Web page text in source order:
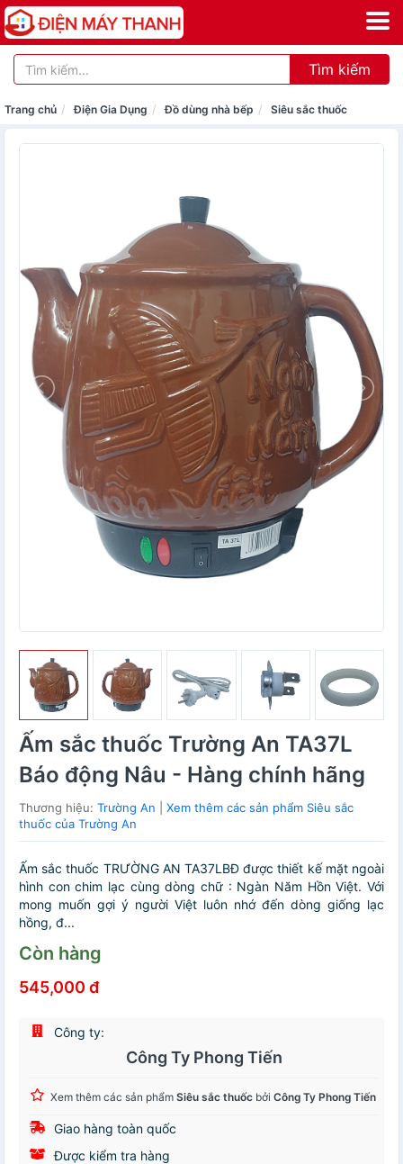
Tìm kiếm
Trang chủ Điện Gia Dụng Đồ dùng nhà bếp Siêu sắc thuốc
Ấm sắc thuốc Trường An TA37L
Báo động Nâu - Hàng chính hãng
Thương hiệu: Trường An
Xem thêm các sản phẩm Siêu sắc
thuốc của Trường An
Ấm sắc thuốc TRƯỜNG AN TA37LBĐ được thiết kế mặt ngoài
hình con chim lạc cùng dòng chữ : Ngàn Năm Hồn Việt. Với
mong muốn gợi ý người Việt luôn nhớ đến dòng giống lạc
hồng, đ...
Còn hàng
545,000 đ
Công ty:
Công Ty Phong Tiến
Xem thêm các sản phẩm Siêu sắc thuốc bởi Công Ty Phong Tiến
Giao hàng toàn quốc
Được kiểm tra hàng